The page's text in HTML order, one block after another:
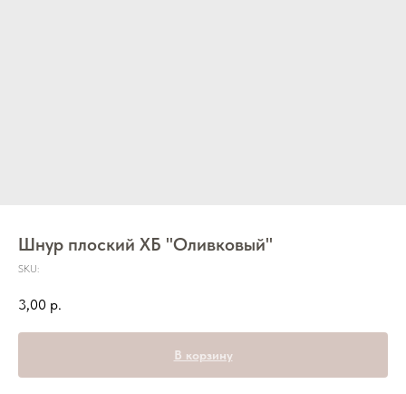
Шнур плоский ХБ "Оливковый"
SKU:
3,00 р.
В корзину